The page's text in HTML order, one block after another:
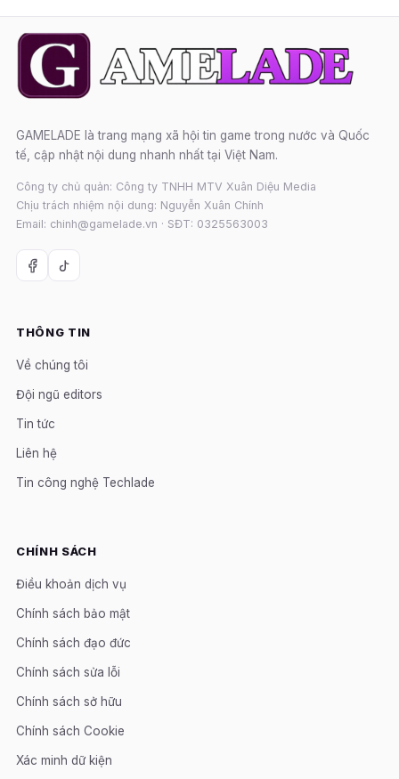
GAMELADE là trang mạng xã hội tin game trong nước và Quốc
tế, cập nhật nội dung nhanh nhất tại Việt Nam.
Công ty chủ quản: Công ty TNHH MTV Xuân Diệu Media
Chịu trách nhiệm nội dung: Nguyễn Xuân Chính
Email: chinh@gamelade.vn · SĐT: 0325563003
THÔNG TIN
Về chúng tôi
Đội ngũ editors
Tin tức
Liên hệ
Tin công nghệ Techlade
CHÍNH SÁCH
Điều khoản dịch vụ
Chính sách bảo mật
Chính sách đạo đức
Chính sách sửa lỗi
Chính sách sở hữu
Chính sách Cookie
Xác minh dữ kiện